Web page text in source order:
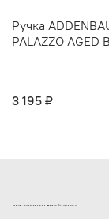
Ручка
PALAZZO AGED
3 195 ₽